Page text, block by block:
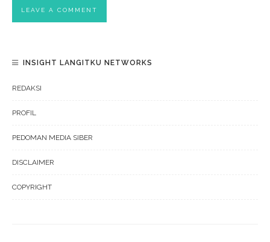
INSIGHT LANGITKU NETWORKS
REDAKSI
PROFIL
PEDOMAN MEDIA SIBER
DISCLAIMER
COPYRIGHT